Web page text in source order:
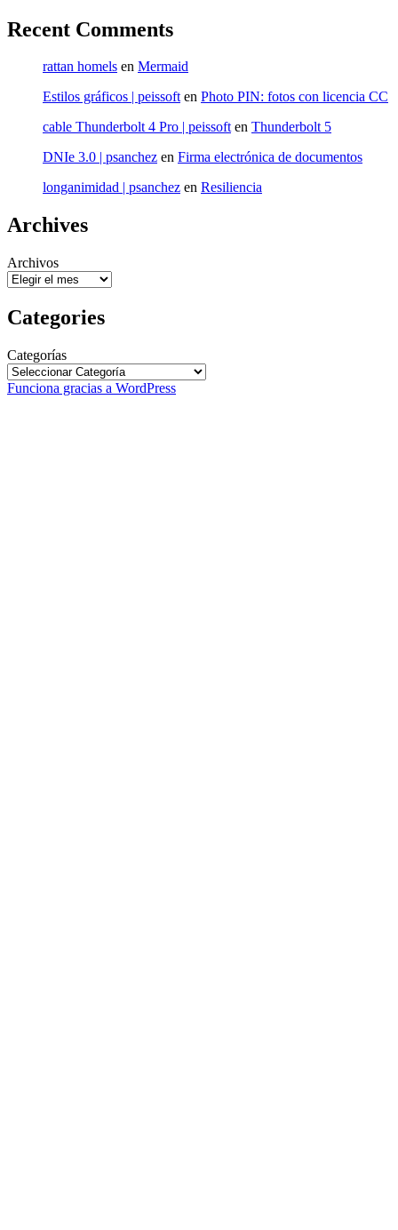
Recent Comments
rattan homels en Mermaid
Estilos gráficos | peissoften Photo PIN: fotos con licencia CC
cable Thunderbolt 4 Pro | peissoften Thunderbolt 5
DNIe 3.0 | psanchez en Firma electrónica de documentos
longanimidad | psanchez en Resiliencia
Archives
Archivos
Categories
Categorías
Funciona gracias a WordPress